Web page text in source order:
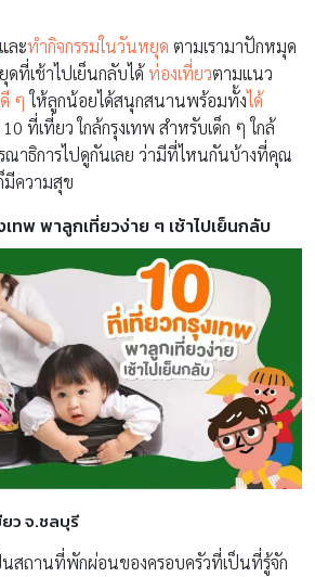
และทำกิจกรรมในวันหยุด ตามเรามาปักหมุด
ดที่เช้าไปเย็นกลับได้ท่องเที่ยวตามแนว
ๆ ให้ลูกน้อยได้สนุกสนานพร้อมทั้งได้
ที่เที่ยว ใกล้กรุงเทพ สำหรับเด็ก ๆ ใกล้
ณาธิการไปดูกันเลย ว่ามีที่ไหนกันบ้างที่คุณ
ความสุข
เทพ พาลูกเที่ยวง่าย ๆ เช้าไปเย็นกลับ
ยว จ.ชลบุรี
นสถานที่พักผ่อนของครอบครัวที่เป็นที่รู้จัก